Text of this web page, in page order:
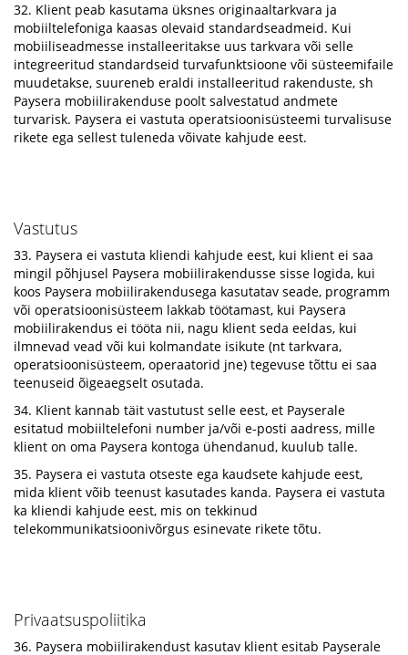
32. Klient peab kasutama üksnes originaaltarkvara ja
mobiiltelefoniga kaasas olevaid standardseadmeid. Kui
mobiiliseadmesse installeeritakse uus tarkvara või selle
integreeritud standardseid turvafunktsioone või süsteemifaile
muudetakse, suureneb eraldi installeeritud rakenduste, sh
Paysera mobiilirakenduse poolt salvestatud andmete
turvarisk. Paysera ei vastuta operatsioonisüsteemi turvalisuse
rikete ega sellest tuleneda võivate kahjude eest.
Vastutus
33. Paysera ei vastuta kliendi kahjude eest, kui klient ei saa
mingil põhjusel Paysera mobiilirakendusse sisse logida, kui
koos Paysera mobiilirakendusega kasutatav seade, programm
või operatsioonisüsteem lakkab töötamast, kui Paysera
mobiilirakendus ei tööta nii, nagu klient seda eeldas, kui
ilmnevad vead või kui kolmandate isikute (nt tarkvara,
operatsioonisüsteem, operaatorid jne) tegevuse tõttu ei saa
teenuseid õigeaegselt osutada.
34. Klient kannab täit vastutust selle eest, et Payserale
esitatud mobiiltelefoni number ja/või e-posti aadress, mille
klient on oma Paysera kontoga ühendanud, kuulub talle.
35. Paysera ei vastuta otseste ega kaudsete kahjude eest,
mida klient võib teenust kasutades kanda. Paysera ei vastuta
ka kliendi kahjude eest, mis on tekkinud
telekommunikatsioonivõrgus esinevate rikete tõtu.
Privaatsuspoliitika
36. Paysera mobiilirakendust kasutav klient esitab Payserale